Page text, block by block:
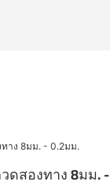
ดสองทาง 8มม. -